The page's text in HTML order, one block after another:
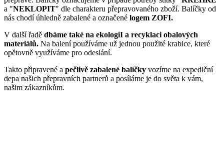
a "NEKLOPIT" dle charakteru přepravovaného zboží. Balíčky od
nás chodí úhledně zabalené a označené logem ZOFI.
V další řadě dbáme také na ekologiI a recyklaci obalových
materiálů. Na balení používáme už jednou použité krabice, které
opětovně využíváme pro odeslání.
Takto připravené a pečlivě zabalené balíčky vozíme na expediční
depa našich přepravních partnerů a posíláme je do světa k vám,
našim zákazníkům.